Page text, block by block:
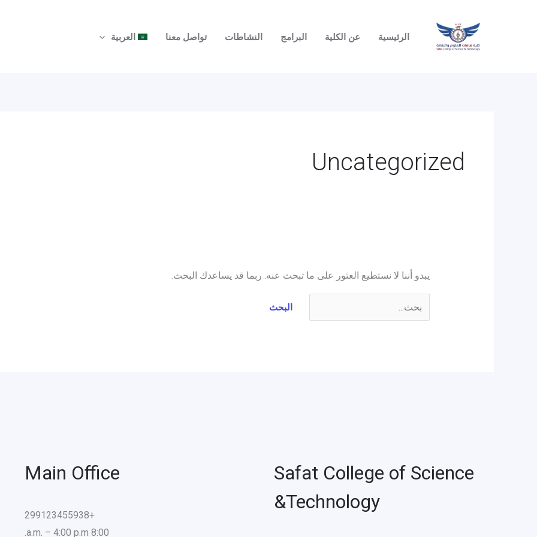
الرئيسية عن الكلية البرامج النشاطات تواصل معنا العربية
Uncategorized
يبدو أننا لا نستطيع العثور على ما تبحث عنه. ربما قد يساعدك البحث.
Safat College of Science
&Technology
Main Office
+299123455938
8:00 a.m. – 4:00 p.m.